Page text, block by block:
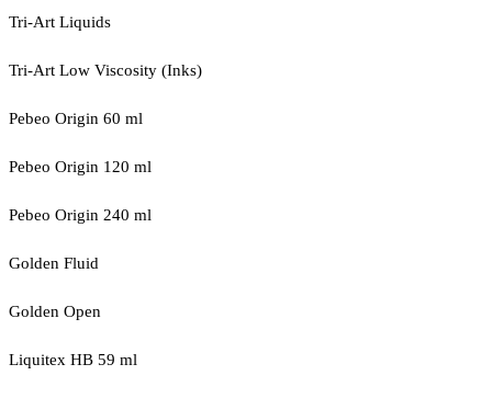
Tri-Art Liquids
Tri-Art Low Viscosity (Inks)
Pebeo Origin 60 ml
Pebeo Origin 120 ml
Pebeo Origin 240 ml
Golden Fluid
Golden Open
Liquitex HB 59 ml